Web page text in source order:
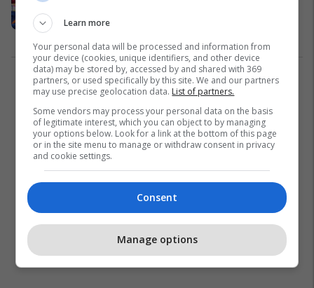
ditë në Shqipëri dhe ka kaluar
1
Learn more
Your personal data will be processed and information from
your device (cookies, unique identifiers, and other device
data) may be stored by, accessed by and shared with 369
partners, or used specifically by this site. We and our partners
may use precise geolocation data. List of partners.
Some vendors may process your personal data on the basis
of legitimate interest, which you can object to by managing
your options below. Look for a link at the bottom of this page
or in the site menu to manage or withdraw consent in privacy
and cookie settings.
Consent
Manage options